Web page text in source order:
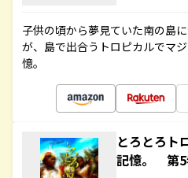
子供の頃から夢見ていた南の島
が、島で出合うトロピカルでマ
憶。
とろとろト
記憶。 第